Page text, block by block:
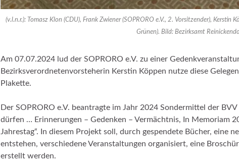
(v.l.n.r.): Tomasz Klon (CDU), Frank Zwiener (SOPRORO e.V., 2. Vorsitzender),
Grünen). Bild: Bezirksamt
Am 07.07.2024 lud der SOPRORO e.V. zu einer
Bezirksverordnetenvorsteherin Kerstin Köppen nutze diese
Plakette.
Der SOPRORO e.V. beantragte im Jahr 2024 Sondermittel der
dürfen … Erinnerungen – Gedenken – Vermächtnis, In Memoriam
Jahrestag“. In diesem Projekt soll, durch gespendete Bücher, eine
entstehen, verschiedene Veranstaltungen organisiert, eine
erstellt werden.